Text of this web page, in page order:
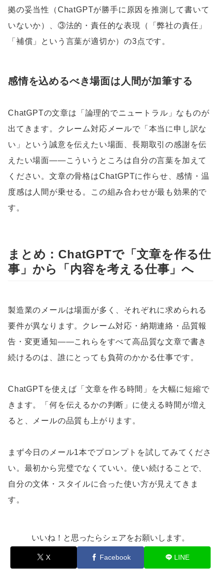
拠の妥当性（ChatGPTが勝手に原因を推測して書いて
いないか）、③法的・責任的な表現（「弊社の責任」
「補償」という言葉が適切か）の3点です。
感情を込めるべき場面は人間が加筆する
ChatGPTの文章は「論理的でニュートラル」なものが
出てきます。クレーム対応メールで「本当に申し訳な
い」という誠意を伝えたい場面、長期取引の感謝を伝
えたい場面——こういうところは自分の言葉を加えて
ください。文章の骨格はChatGPTに作らせ、感情・温
度感は人間が乗せる。この組み合わせが最も効果的で
す。
まとめ：ChatGPTで「文章を作る仕
事」から「内容を考える仕事」へ
製造業のメールは場面が多く、それぞれに求められる
要件が異なります。クレーム対応・納期連絡・品質報
告・変更通知——これらをすべて高品質な文章で書き
続けるのは、誰にとっても負荷のかかる仕事です。
ChatGPTを使えば「文章を作る時間」を大幅に短縮で
きます。「何を伝えるかの判断」に使える時間が増え
ると、メールの品質も上がります。
まず今日のメール1本でプロンプトを試してみてくださ
い。最初から完璧でなくていい。使い続けることで、
自分の文体・スタイルに合った使い方が見えてきま
す。
いいね！と思ったらシェアをお願いします。
X Facebook LINE